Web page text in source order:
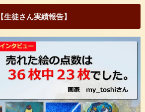
【生徒さん実績報告】